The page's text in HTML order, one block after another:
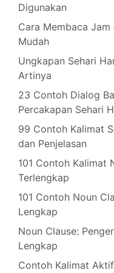
Digunakan
Cara Membaca
Mudah
Ungkapan Sehari
Artinya
23 Contoh Dialog
Percakapan Sehari
99 Contoh Kalimat
dan Penjelasan
101 Contoh Kalimat
Terlengkap
101 Contoh Noun
Lengkap
Noun Clause:
Lengkap
Contoh Kalimat